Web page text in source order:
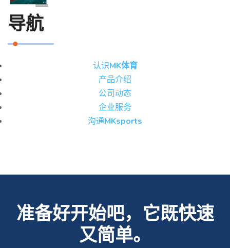
导航
认识MK体育
产品介绍
公司动态
企业服务
沟通MKsports
准备好开始吧，它既快速
又简单。